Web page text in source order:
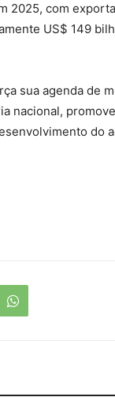
2025, com
US$ 149
sua agenda de
nacional,
do